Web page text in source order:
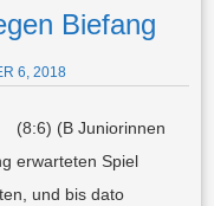
Biefang
6, 2018
(8:6) (B Juniorinnen
erwarteten Spiel
und bis dato